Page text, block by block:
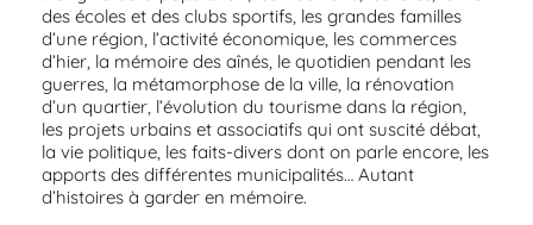
des écoles et des clubs sportifs, les grandes familles
d’une région, l’activité économique, les commerces
d’hier, la mémoire des aînés, le quotidien pendant les
guerres, la métamorphose de la ville, la rénovation
d’un quartier, l’évolution du tourisme dans la région,
les projets urbains et associatifs qui ont suscité débat,
la vie politique, les faits-divers dont on parle encore, les
apports des différentes municipalités… Autant
d’histoires à garder en mémoire.